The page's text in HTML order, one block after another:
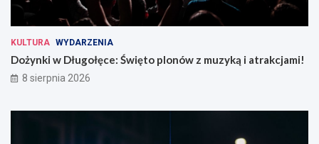
KULTURA WYDARZENIA
Dożynki w Długołęce: Święto plonów z muzyką i atrakcjami!
8 sierpnia 2026